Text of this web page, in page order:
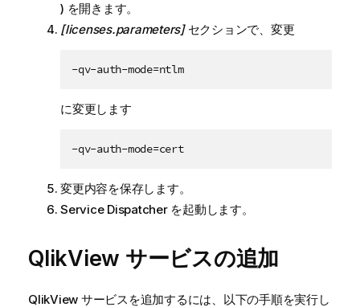
) を開きます。
[licenses.parameters]セクションで、変更
-qv-auth-mode=ntlm
に変更します
-qv-auth-mode=cert
変更内容を保存します。
Service Dispatcher を起動します。
QlikView サービスの追加
QlikView サービスを追加するには、以下の手順を実行し